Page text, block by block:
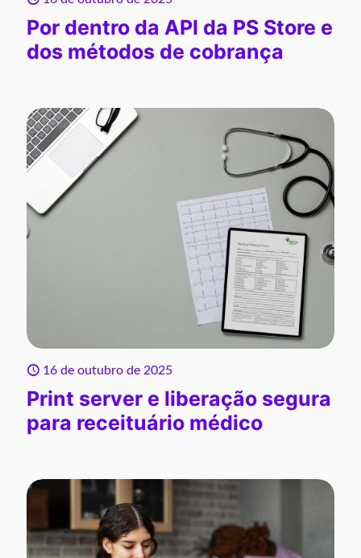
Por dentro da API da PS Store e
dos métodos de cobrança
16 de outubro de 2025
Print server e liberação segura
para receituário médico